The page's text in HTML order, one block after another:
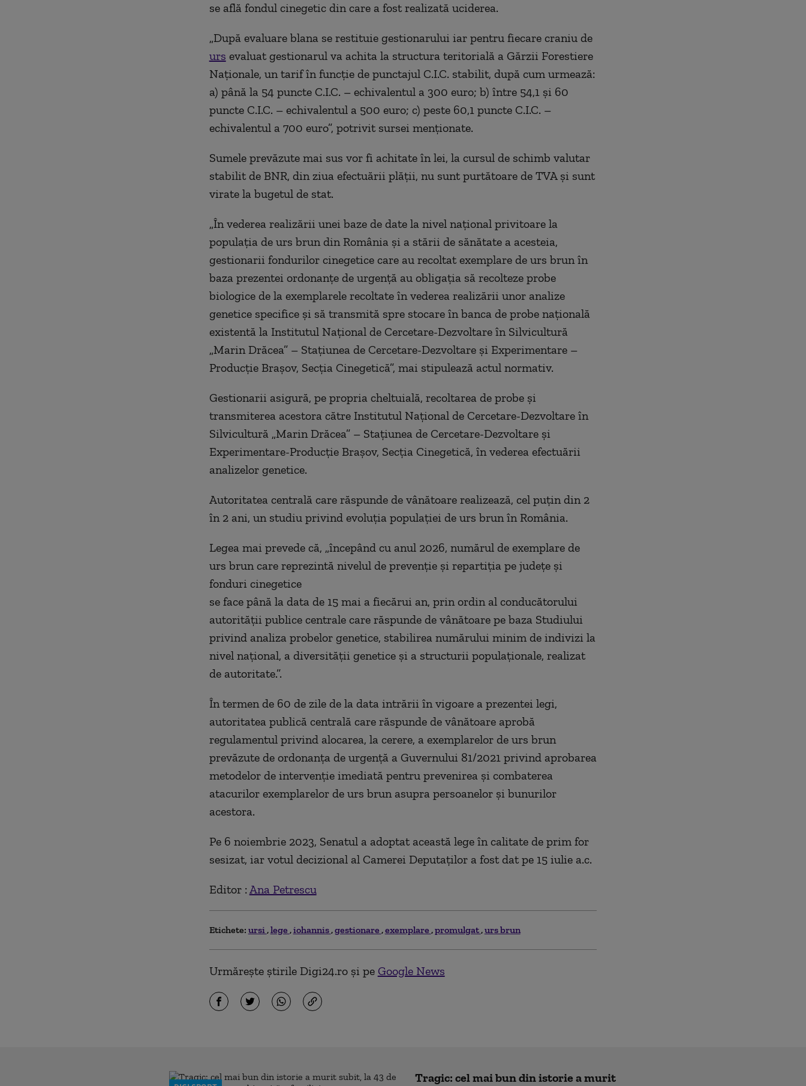
se află fondul cinegetic din care a fost realizată uciderea.
„După evaluare blana se restituie gestionarului iar pentru fiecare craniu de
urs evaluat gestionarul va achita la structura teritorială a Gărzii Forestiere
Naționale, un tarif în funcție de punctajul C.I.C. stabilit, după cum urmează:
a) până la 54 puncte C.I.C. – echivalentul a 300 euro; b) între 54,1 și 60
puncte C.I.C. – echivalentul a 500 euro; c) peste 60,1 puncte C.I.C. –
echivalentul a 700 euro”, potrivit sursei menționate.
Sumele prevăzute mai sus vor fi achitate în lei, la cursul de schimb valutar
stabilit de BNR, din ziua efectuării plății, nu sunt purtătoare de TVA și sunt
virate la bugetul de stat.
„În vederea realizării unei baze de date la nivel național privitoare la
populația de urs brun din România și a stării de sănătate a acesteia,
gestionarii fondurilor cinegetice care au recoltat exemplare de urs brun în
baza prezentei ordonanțe de urgență au obligația să recolteze probe
biologice de la exemplarele recoltate în vederea realizării unor analize
genetice specifice și să transmită spre stocare în banca de probe națională
existentă la Institutul Național de Cercetare-Dezvoltare în Silvicultură
„Marin Drăcea” – Stațiunea de Cercetare-Dezvoltare și Experimentare –
Producție Brașov, Secția Cinegetică”, mai stipulează actul normativ.
Gestionarii asigură, pe propria cheltuială, recoltarea de probe și
transmiterea acestora către Institutul Național de Cercetare-Dezvoltare în
Silvicultură „Marin Drăcea” – Stațiunea de Cercetare-Dezvoltare și
Experimentare-Producție Brașov, Secția Cinegetică, în vederea efectuării
analizelor genetice.
Autoritatea centrală care răspunde de vânătoare realizează, cel puțin din 2
în 2 ani, un studiu privind evoluția populației de urs brun în România.
Legea mai prevede că, „începând cu anul 2026, numărul de exemplare de
urs brun care reprezintă nivelul de prevenție și repartiția pe județe și
fonduri cinegetice
se face până la data de 15 mai a fiecărui an, prin ordin al conducătorului
autorității publice centrale care răspunde de vânătoare pe baza Studiului
privind analiza probelor genetice, stabilirea numărului minim de indivizi la
nivel național, a diversității genetice și a structurii populaționale, realizat
de autoritate.”.
În termen de 60 de zile de la data intrării în vigoare a prezentei legi,
autoritatea publică centrală care răspunde de vânătoare aprobă
regulamentul privind alocarea, la cerere, a exemplarelor de urs brun
prevăzute de ordonanța de urgență a Guvernului 81/2021 privind aprobarea
metodelor de intervenție imediată pentru prevenirea și combaterea
atacurilor exemplarelor de urs brun asupra persoanelor și bunurilor
acestora.
Pe 6 noiembrie 2023, Senatul a adoptat această lege în calitate de prim for
sesizat, iar votul decizional al Camerei Deputaților a fost dat pe 15 iulie a.c.
Editor : Ana Petrescu
Etichete: ursi lege iohannis gestionare exemplare promulgat urs brun
Urmărește știrile Digi24.ro și pe Google News
Tragic: cel mai bun din istorie a murit